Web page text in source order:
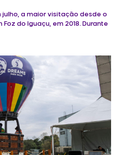
julho, a maior visitação desde o
do Iguaçu, em 2018. Durante